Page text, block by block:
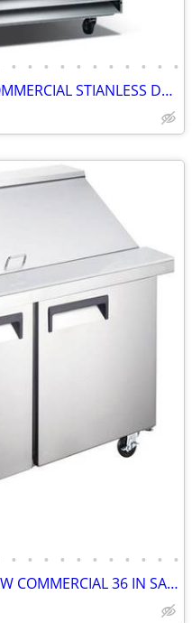
• • • • • • • • • • •
RESTAURANT EQUIPMENT COMMERCIAL STIANLESS DOUBLE DOOR FREEZER
• • • • • • • • • • •
RESTAURANT EQUIPMENT NEW COMMERCIAL 36 IN SANDWICH PREP TABLE